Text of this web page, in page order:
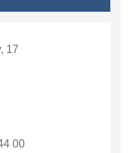
17
00